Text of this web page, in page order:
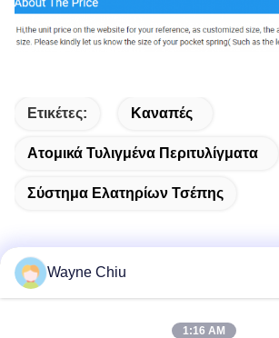
Ετικέτες: Καναπές
Ατομικά Τυλιγμένα Περιτυλίγματα
Σύστημα Ελατηρίων Τσέπης
Wayne Chiu
1:16 AM